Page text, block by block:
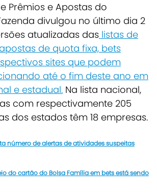
Prêmios e Apostas do
divulgou no último dia 2
atualizadas das listas de
de quota fixa, bets
sites que podem
até o fim deste ano em
e estadual. Na lista nacional,
com respectivamente 205
dos estados têm 18 empresas.
número de alertas de atividades suspeitas
do cartão do Bolsa Família em bets está sendo